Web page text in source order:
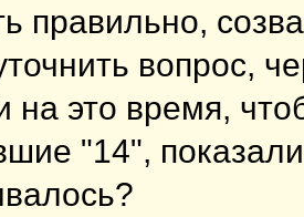
правильно,
вопрос,
на это время,
"14",